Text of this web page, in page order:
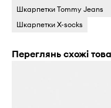
Шкарпетки Tommy Jeans
Шкарпетки X-socks
Переглянь схожі